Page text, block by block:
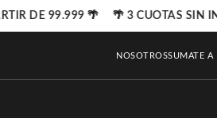
NOSOTROSSUMATE A
DE 99.999 🌴 🌴 3 CUOTAS SIN